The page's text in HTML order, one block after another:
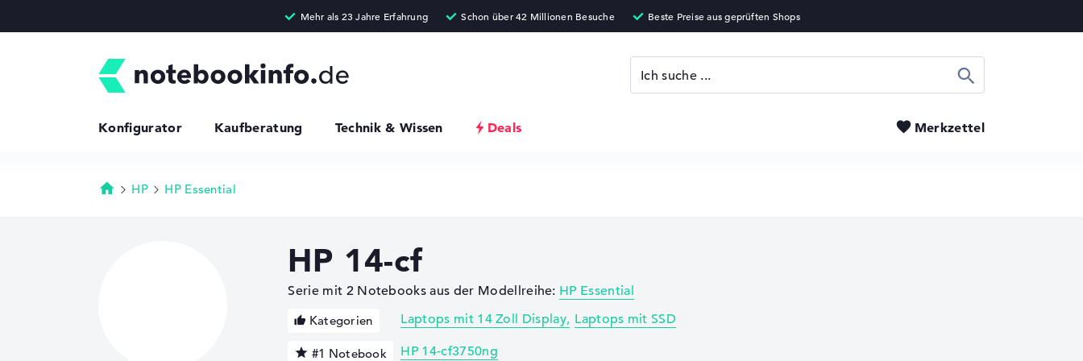
Konfigurator Kaufberatung Technik & Wissen Deals Merkzettel
Startseite
HP HP Essential
HP 14-cf
Serie mit 2 Notebooks aus der Modellreihe: HP Essential
Kategorien Laptops mit 14 Zoll Display Laptops mit SSD
#1 Notebook HP 14-cf3750ng